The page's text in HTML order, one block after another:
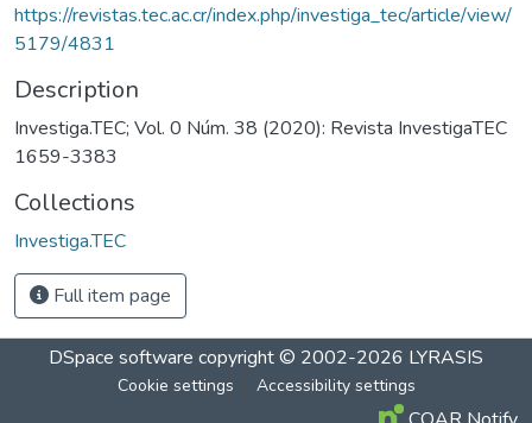
https://revistas.tec.ac.cr/index.php/investiga_tec/article/view/
5179/4831
Description
Investiga.TEC; Vol. 0 Núm. 38 (2020): Revista InvestigaTEC
1659-3383
Collections
Investiga.TEC
Full item page
DSpace software copyright © 2002-2026 LYRASIS
Cookie settings Accessibility settings